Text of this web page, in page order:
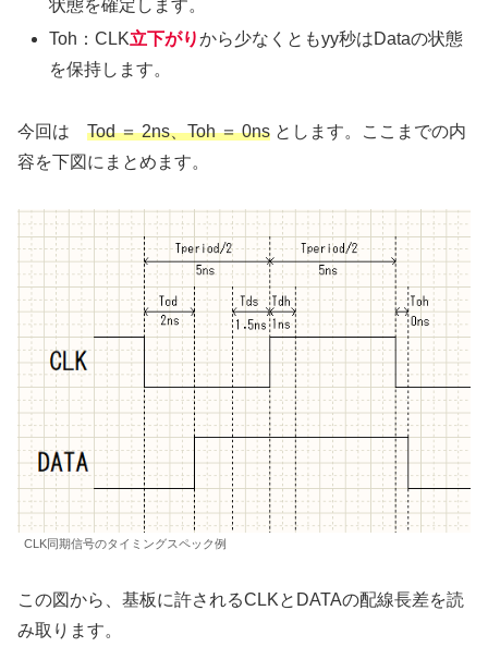
状態を確定します。
Toh：CLK立下がりから少なくともyy秒はDataの状態
を保持します。
今回は Tod ＝ 2ns、Toh ＝ 0ns とします。ここまでの内
容を下図にまとめます。
CLK同期信号のタイミングスペック例
この図から、基板に許されるCLKとDATAの配線長差を読
み取ります。